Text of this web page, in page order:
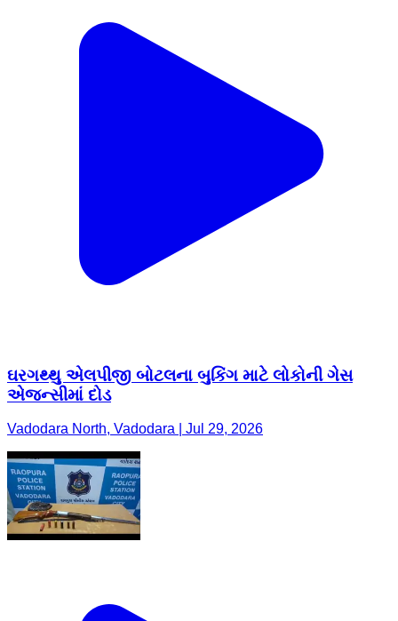
ઘરગથ્થુ એલપીજી બોટલના બુકિંગ માટે લોકોની ગેસ
એજન્સીમાં દોડ
Vadodara North, Vadodara | Jul 29, 2026